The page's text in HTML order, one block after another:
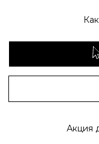
Акция